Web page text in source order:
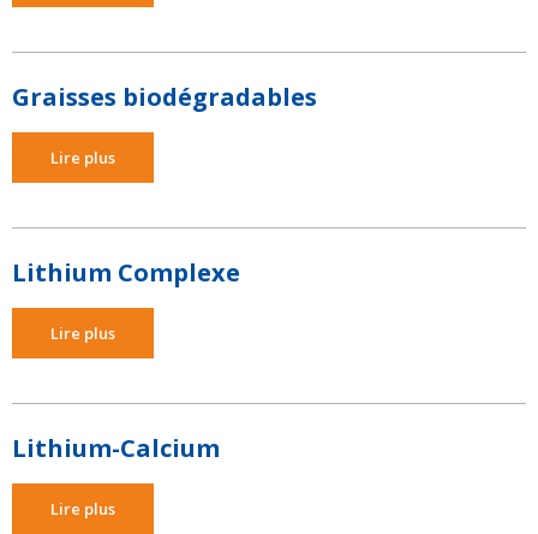
Graisses biodégradables
Lire plus
Lithium Complexe
Lire plus
Lithium-Calcium
Lire plus